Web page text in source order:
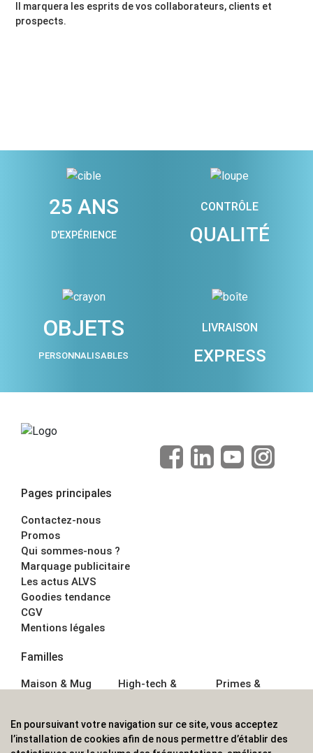
Il marquera les esprits de vos collaborateurs, clients et
prospects.
25 ANS
D'EXPÉRIENCE
CONTRÔLE
QUALITÉ
OBJETS
PERSONNALISABLES
LIVRAISON
EXPRESS
Pages principales
Contactez-nous
Promos
Qui sommes-nous ?
Marquage publicitaire
Les actus ALVS
Goodies tendance
CGV
Mentions légales
Familles
Maison & Mug
Écriture
Bagagerie sacs
High-tech &
Sport &
Outdoor
Primes &
Boisson
Textile &
En poursuivant votre navigation sur ce site, vous acceptez
l’installation de cookies afin de nous permettre d’établir des